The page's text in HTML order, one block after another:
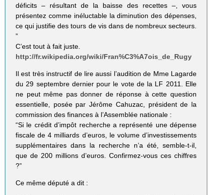
déficits – résultant de la baisse des recettes –, vous
présentez comme inéluctable la diminution des dépenses,
ce qui justifie des tours de vis dans de nombreux secteurs.
”
C’est tout à fait juste.
http://fr.wikipedia.org/wiki/Fran%C3%A7ois_de_Rugy
Il est très instructif de lire aussi l’audition de Mme Lagarde
du 29 septembre dernier pour le vote de la LF 2011. Elle
ne peut même pas donner de réponse à cette question
essentielle, posée par Jérôme Cahuzac, président de la
commission des finances à l’Assemblée nationale :
“Si le crédit d’impôt recherche a représenté une dépense
fiscale de 4 milliards d’euros, le volume d’investissements
supplémentaires dans la recherche n’a été, semble-t-il,
que de 200 millions d’euros. Confirmez-vous ces chiffres
?”
Ce même député a dit :